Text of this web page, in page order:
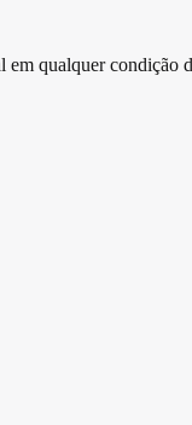
qualquer condição